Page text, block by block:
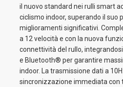
il nuovo standard nei rulli smart
ciclismo indoor, superando il suo
miglioramenti significativi.
a 12 velocità e con la nuova
connettività del rullo,
e Bluetooth® per garantire
indoor. La trasmissione dati a
sincronizzazione immediata con